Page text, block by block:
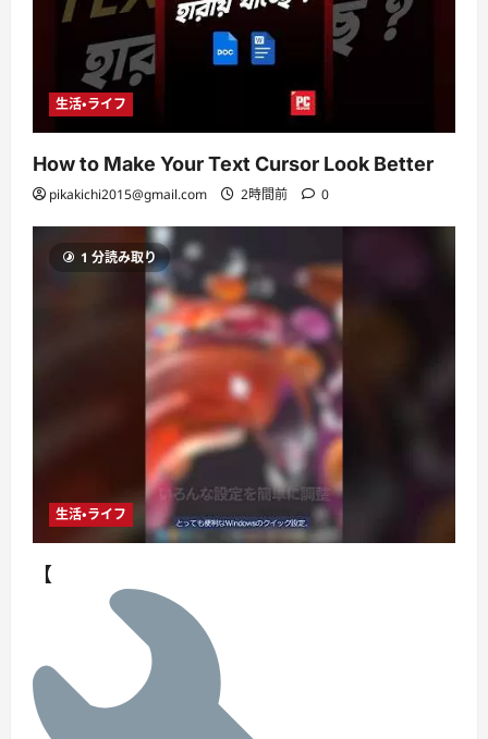
生活・ライフ
How to Make Your Text Cursor Look Better
pikakichi2015@gmail.com 2時間前 0
1 分読み取り
生活・ライフ
【